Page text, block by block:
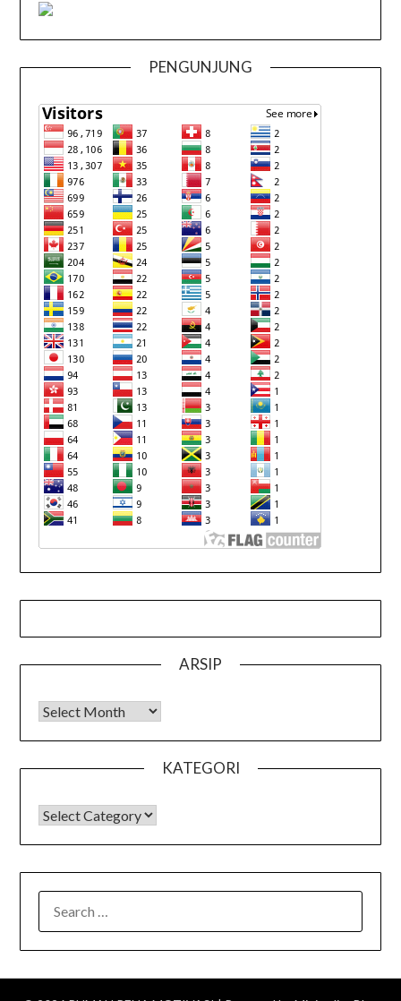
PENGUNJUNG
ARSIP
Arsip
KATEGORI
KATEGORI
FOR: